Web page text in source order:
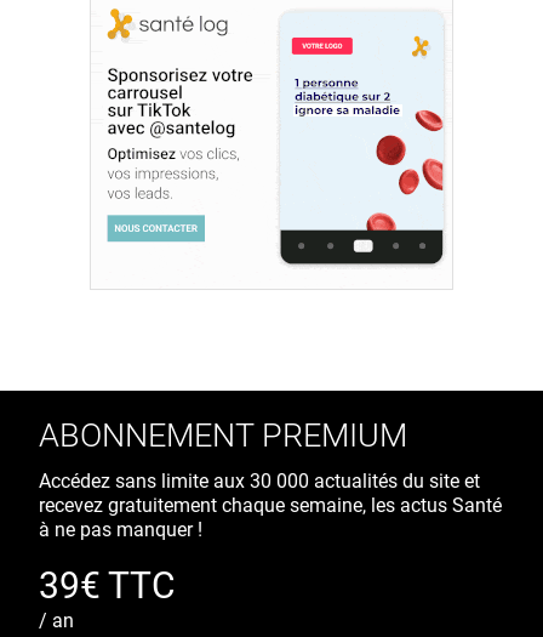
ABONNEMENT PREMIUM
Accédez sans limite aux 30 000 actualités du site et
recevez gratuitement chaque semaine, les actus Santé
à ne pas manquer !
39€ TTC
/ an